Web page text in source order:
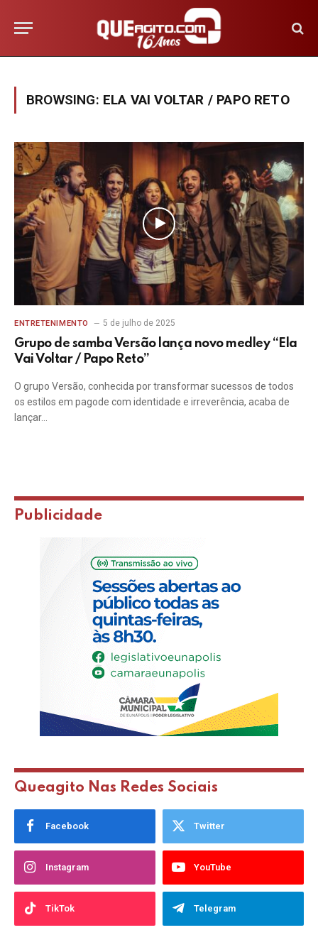
BROWSING: ELA VAI VOLTAR / PAPO RETO
ENTRETENIMENTO 5 de julho de 2025
Grupo de samba Versão lança novo medley “Ela
Vai Voltar / Papo Reto”
O grupo Versão, conhecida por transformar sucessos de todos
os estilos em pagode com identidade e irreverência, acaba de
lançar…
Publicidade
Queagito Nas Redes Sociais
Facebook Twitter
Instagram YouTube
TikTok Telegram